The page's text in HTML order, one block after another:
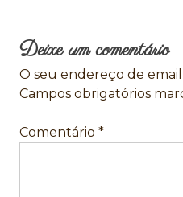
Deixe um comentário
O seu endereço de
Campos obrigatórios
Comentário *